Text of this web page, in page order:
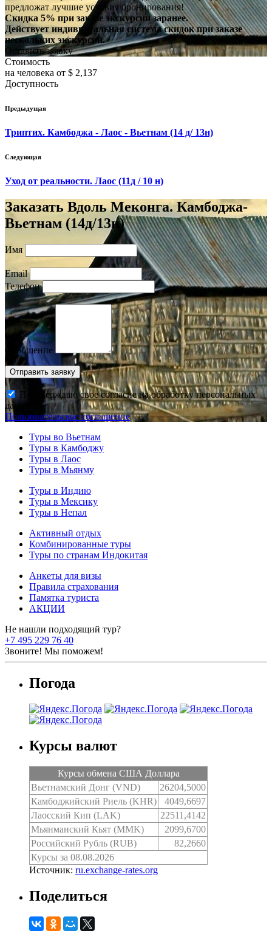
предложат лучшие условия бронирования!
Скидка 5% при заказе экскурсии заранее.
Действует индивидуальная система скидок при заказе
нескольких экскурсий.
Оставить заявку
Стоимость
на человека от $ 2,137
Доступность
Предыдущая
Триптих. Камбоджа - Лаос - Вьетнам (14 д/ 13н)
Следующая
Уход от реальности. Лаос (11д / 10 н)
Заказать Вдоль Меконга. Камбоджа-
Вьетнам (14д/13н)
Имя
Email
Телефон
Сообщение
Подтверждаю свое согласие на обработку персональных
данных
Пользовательское соглашение
Туры во Вьетнам
Туры в Камбоджу
Туры в Лаос
Туры в Мьянму
Туры в Индию
Туры в Мексику
Туры в Непал
Активный отдых
Комбинированные туры
Туры по странам Индокитая
Анкеты для визы
Правила страхования
Памятка туриста
АКЦИИ
Не нашли подходящий тур?
+7 495 229 76 40
Звоните! Мы поможем!
Погода
Курсы валют
Курсы обмена США Доллара
Вьетнамский Донг (VND)
26204,5000
Камбоджийский Риель (KHR)
4049,6697
Лаосский Кип (LAK)
22511,4142
Мьянманский Кьят (MMK)
2099,6700
Российский Рубль (RUB)
82,2660
Курсы за 08.08.2026
Источник: ru.exchange-rates.org
Поделиться